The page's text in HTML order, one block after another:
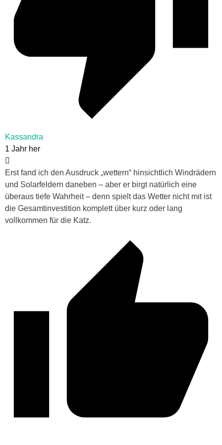
Kassandra
1 Jahr her
Erst fand ich den Ausdruck „wettern“ hinsichtlich Windrädern
und Solarfeldern daneben – aber er birgt natürlich eine
überaus tiefe Wahrheit – denn spielt das Wetter nicht mit ist
die Gesamtinvestition komplett über kurz oder lang
vollkommen für die Katz.